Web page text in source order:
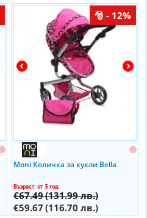
- 12%
Moni Количка за кукли Bella
Възраст: от 3 год.
€67.49(131.99 лв.)
€59.67 (116.70 лв.)